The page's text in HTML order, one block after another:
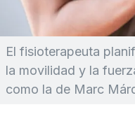
El fisioterapeuta
la movilidad y la
como la de Marc